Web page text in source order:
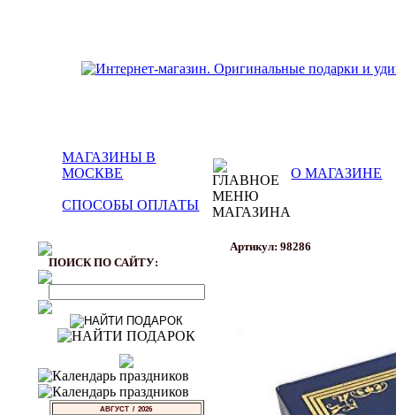
МАГАЗИНЫ В
МОСКВЕ
О МАГАЗИНЕ
СПОСОБЫ ОПЛАТЫ
ПОИСК ПО САЙТУ:
АВГУСТ / 2026
Артикул: 98286